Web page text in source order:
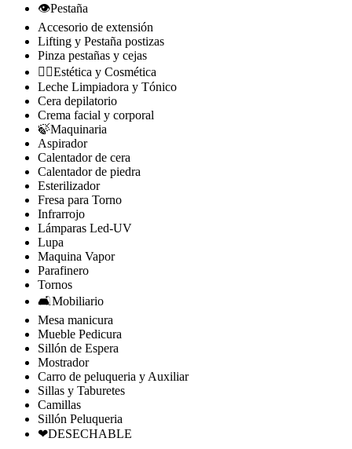
👁️Pestaña
Accesorio de extensión
Lifting y Pestaña postizas
Pinza pestañas y cejas
🧘‍♀️Estética y Cosmética
Leche Limpiadora y Tónico
Cera depilatorio
Crema facial y corporal
🍃Maquinaria
Aspirador
Calentador de cera
Calentador de piedra
Esterilizador
Fresa para Torno
Infrarrojo
Lámparas Led-UV
Lupa
Maquina Vapor
Parafinero
Tornos
🛋️Mobiliario
Mesa manicura
Mueble Pedicura
Sillón de Espera
Mostrador
Carro de peluqueria y Auxiliar
Sillas y Taburetes
Camillas
Sillón Peluqueria
❤DESECHABLE